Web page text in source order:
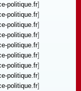
politique.fr]
politique.fr]
politique.fr]
politique.fr]
politique.fr]
politique.fr]
politique.fr]
politique.fr]
politique.fr]